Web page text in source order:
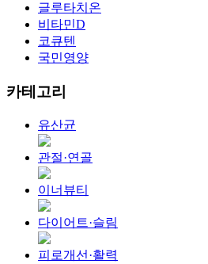
글루타치온
비타민D
코큐텐
국민영양
카테고리
유산균
관절·연골
이너뷰티
다이어트·슬림
피로개선·활력